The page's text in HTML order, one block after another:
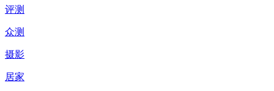
评测
众测
摄影
居家